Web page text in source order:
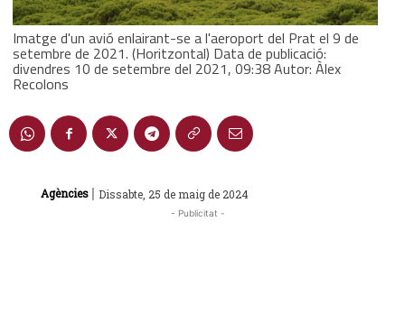
Imatge d'un avió enlairant-se a l'aeroport del Prat el 9 de
setembre de 2021. (Horitzontal) Data de publicació:
divendres 10 de setembre del 2021, 09:38 Autor: Àlex
Recolons
Agències | Dissabte, 25 de maig de 2024
- Publicitat -